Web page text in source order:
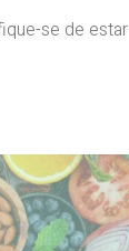
se de estar